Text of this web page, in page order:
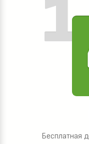
Бесплатная